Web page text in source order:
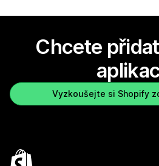
Chcete
Vyzkoušejte si Shopify